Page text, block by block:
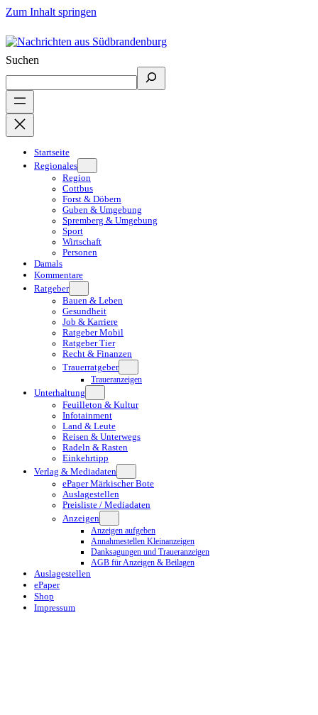
Zum Inhalt springen
Suchen
Startseite
Regionales
Region
Cottbus
Forst & Döbern
Guben & Umgebung
Spremberg & Umgebung
Sport
Wirtschaft
Personen
Damals
Kommentare
Ratgeber
Bauen & Leben
Gesundheit
Job & Karriere
Ratgeber Mobil
Ratgeber Tier
Recht & Finanzen
Trauerratgeber
Traueranzeigen
Unterhaltung
Feuilleton & Kultur
Infotainment
Land & Leute
Reisen & Unterwegs
Radeln & Rasten
Einkehrtipp
Verlag & Mediadaten
ePaper Märkischer Bote
Auslagestellen
Preisliste / Mediadaten
Anzeigen
Anzeigen aufgeben
Annahmestellen Kleinanzeigen
Danksagungen und Traueranzeigen
AGB für Anzeigen & Beilagen
Auslagestellen
ePaper
Shop
Impressum